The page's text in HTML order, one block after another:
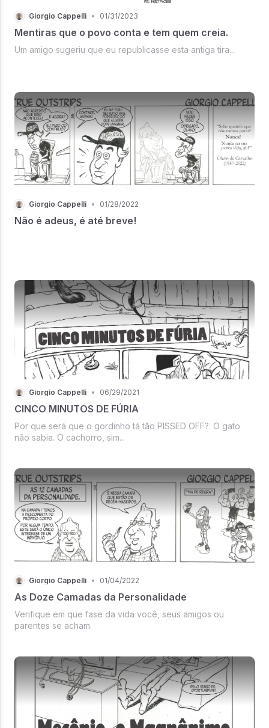
Giorgio Cappelli • 01/31/2023
Mentiras que o povo conta e tem quem creia.
Um amigo sugeriu que eu republicasse esta antiga tira...
Giorgio Cappelli • 01/28/2022
Não é adeus, é até breve!
Giorgio Cappelli • 06/29/2021
CINCO MINUTOS DE FÚRIA
Por que será que o gordinho tá tão PISSED OFF?. O gato
não sabia. O cachorro, sim...
Giorgio Cappelli • 01/04/2022
As Doze Camadas da Personalidade
Verifique em que fase da vida você, seus amigos ou
parentes se acham.